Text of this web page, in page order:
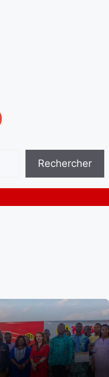
Rechercher